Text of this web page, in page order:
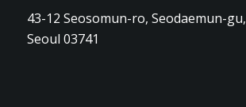
43-12 Seosomun-ro, Seodaemun-gu,
Seoul 03741